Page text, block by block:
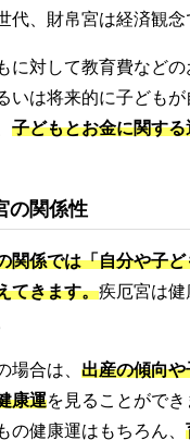
代、財帛宮は経済観念
に対して教育費などの
いは将来的に子ども
子どもとお金に関する
の関係性
関係では「自分や子
てきます。疾厄宮は健
場合は、 出産の傾向
康運を見ることがで
の健康運はもちろん、